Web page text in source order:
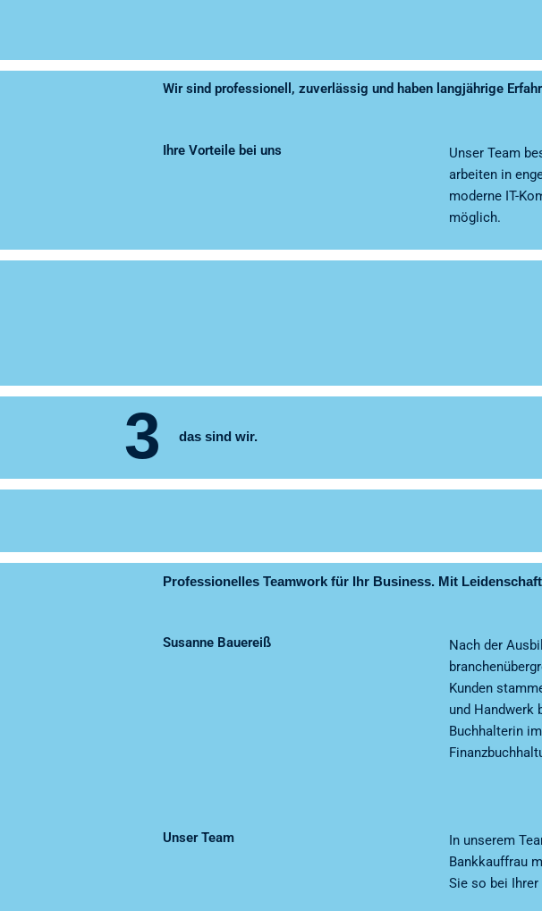
Wir sind professionell, zuverlässig und haben langjährige
Ihre Vorteile bei uns
Unser Team
arbeiten in
moderne IT-
möglich.
3 das sind wir.
Professionelles Teamwork für Ihr Business. Mit
Susanne Bauereiß
Nach der
Kunden
und Handwerk
Buchhalterin
Unser Team
In unserem
Bankkauffrau
Sie so bei